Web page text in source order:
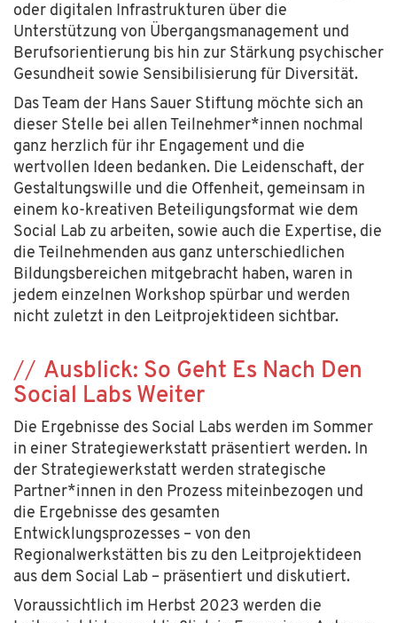
oder digitalen Infrastrukturen über die
Unterstützung von Übergangsmanagement und
Berufsorientierung bis hin zur Stärkung psychischer
Gesundheit sowie Sensibilisierung für Diversität.
Das Team der Hans Sauer Stiftung möchte sich an
dieser Stelle bei allen Teilnehmer*innen nochmal
ganz herzlich für ihr Engagement und die
wertvollen Ideen bedanken. Die Leidenschaft, der
Gestaltungswille und die Offenheit, gemeinsam in
einem ko-kreativen Beteiligungsformat wie dem
Social Lab zu arbeiten, sowie auch die Expertise, die
die Teilnehmenden aus ganz unterschiedlichen
Bildungsbereichen mitgebracht haben, waren in
jedem einzelnen Workshop spürbar und werden
nicht zuletzt in den Leitprojektideen sichtbar.
Ausblick: So Geht Es Nach Den
Social Labs Weiter
Die Ergebnisse des Social Labs werden im Sommer
in einer Strategiewerkstatt präsentiert werden. In
der Strategiewerkstatt werden strategische
Partner*innen in den Prozess miteinbezogen und
die Ergebnisse des gesamten
Entwicklungsprozesses – von den
Regionalwerkstätten bis zu den Leitprojektideen
aus dem Social Lab – präsentiert und diskutiert.
Voraussichtlich im Herbst 2023 werden die